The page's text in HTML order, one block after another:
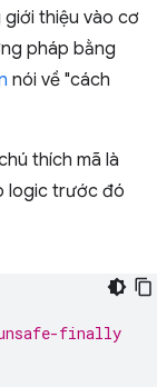
thiệu vào cơ
pháp bằng
nói về "cách
thích mã là
logic trước đó
finally